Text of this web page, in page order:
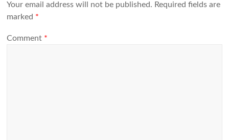
Your email address will not be published. Required fields are
marked *
Comment *